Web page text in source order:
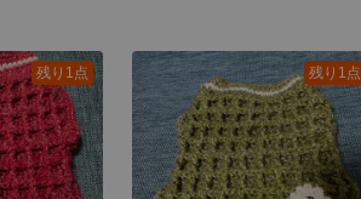
残り1点 残り1点